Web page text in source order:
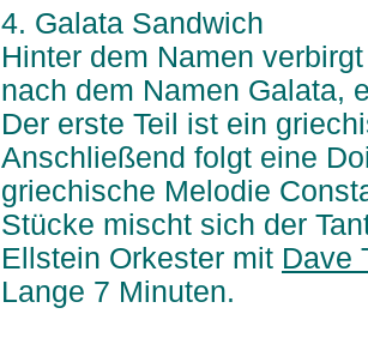
4. Galata Sandwich
Hinter dem Namen
nach dem Namen Galata,
Der erste Teil ist ein
Anschließend folgt eine
griechische Melodie
Stücke mischt sich der
Ellstein Orkester mit Dave
Lange 7 Minuten.